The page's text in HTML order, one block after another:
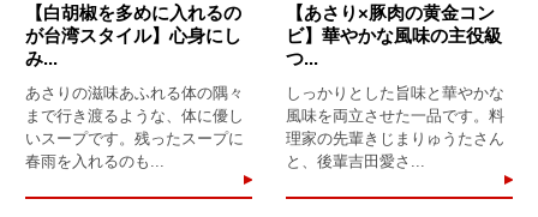
【白胡椒を多めに入れるの
が台湾スタイル】心身にし
み...
あさりの滋味あふれる体の隅々
まで行き渡るような、体に優し
いスープです。残ったスープに
春雨を入れるのも...
【あさり×豚肉の黄金コン
ビ】華やかな風味の主役級
つ...
しっかりとした旨味と華やかな
風味を両立させた一品です。料
理家の先輩きじまりゅうたさん
と、後輩吉田愛さ...